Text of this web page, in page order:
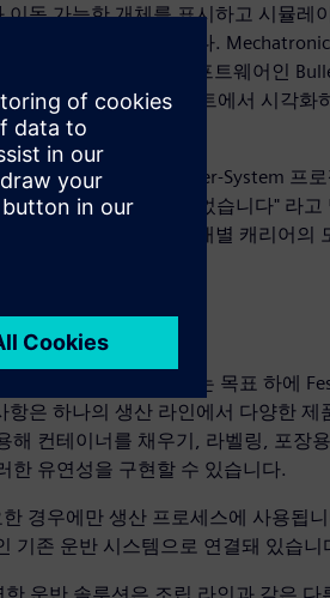
동 가능한 개체를 표시하고 시뮬레
계 기능을 향상시킵니다.
기 위한 오픈소스 소프트웨어인
해 정의하며, Gantt 차트에서 시각화
에 참여한 Multi- Carrier-System 프
여기에 생명을 불어 넣었습니다" 라고
산 프로세스에 걸쳐 개별 캐리어의
개발
징 기계를 제공하겠다는 목표 하에
은 하나의 생산 라인에서 다양한 제
해 컨테이너를 채우기, 라벨링, 포장
한 유연성을 구현할 수 있습니다.
경우에만 생산 프로세스에 사용됩
기존 운반 시스템으로 연결돼 있습니